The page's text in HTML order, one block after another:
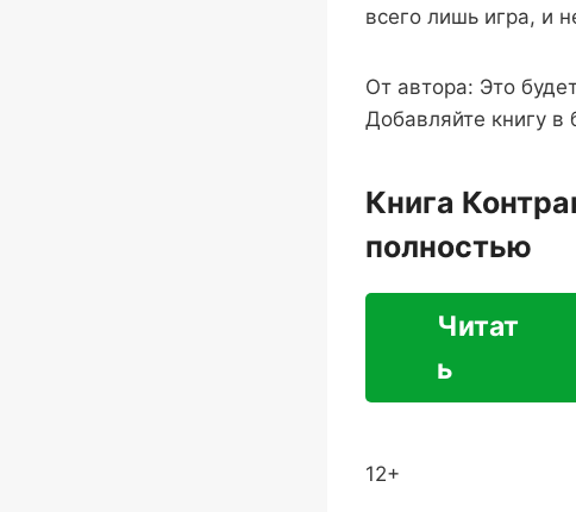
всего лишь игра, и
От автора: Это
Добавляйте книгу в
Книга
полностью
Читат
ь
12+